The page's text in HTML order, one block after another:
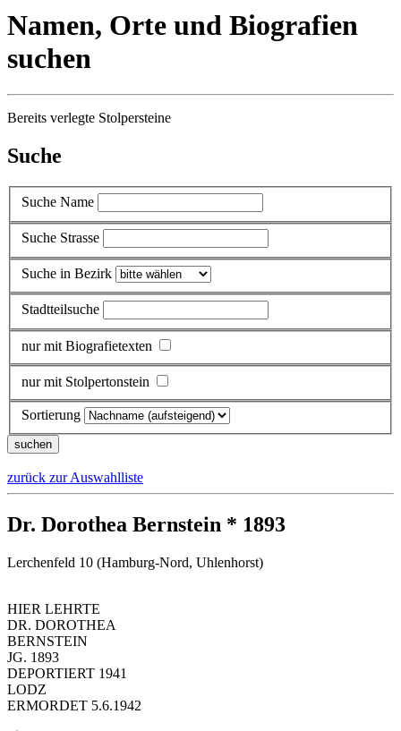
Namen, Orte und Biografien
suchen
Bereits verlegte Stolpersteine
Suche
Suche Name
Suche Strasse
Suche in Bezirk
Stadtteilsuche
nur mit Biografietexten
nur mit Stolpertonstein
Sortierung
zurück zur Auswahlliste
Dr. Dorothea Bernstein * 1893
Lerchenfeld 10 (Hamburg-Nord, Uhlenhorst)
HIER LEHRTE
DR. DOROTHEA
BERNSTEIN
JG. 1893
DEPORTIERT 1941
LODZ
ERMORDET 5.6.1942